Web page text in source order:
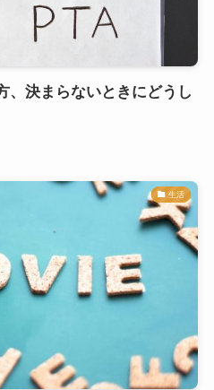
、決まらないときにどうし
生活